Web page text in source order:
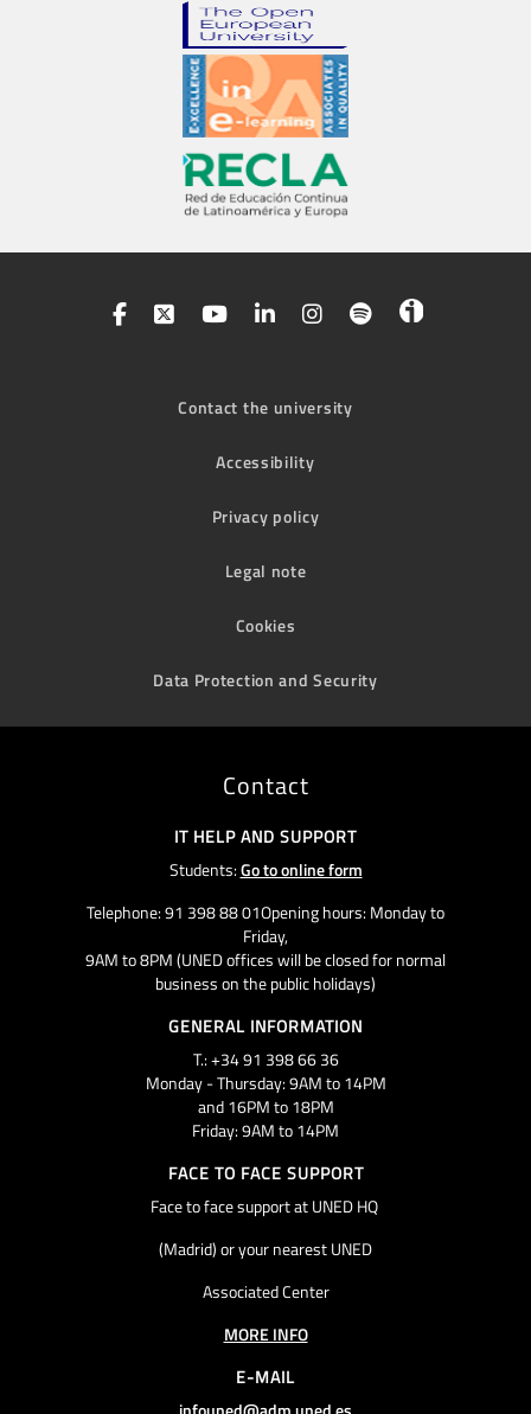
Contact the university
Accessibility
Privacy policy
Legal note
Cookies
Data Protection and Security
Contact
IT HELP AND SUPPORT
Students:Go to online form
Telephone: 91 398 88 01Opening hours: Monday to
Friday,
9AM to 8PM (UNED offices will be closed for normal
business on the public holidays)
GENERAL INFORMATION
T.: +34 91 398 66 36
Monday - Thursday: 9AM to 14PM
and 16PM to 18PM
Friday: 9AM to 14PM
FACE TO FACE SUPPORT
Face to face support at UNED HQ
(Madrid) or your nearest UNED
Associated Center
MORE INFO
E-MAIL